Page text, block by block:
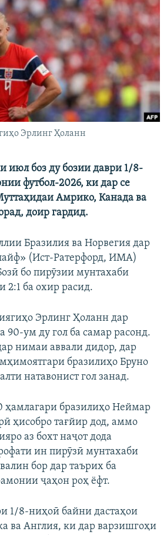
RFE/RLЭрлинг Ҳоланн
июл боз ду бозии даври 1/8-
футбол-2026, ки дар се
Амрико, Канада ва
доир гардид.
Бразилия ва Норвегия дар
(Ист-Ратерфорд, ИМА)
бо пирӯзии мунтахаби
2:1 ба охир расид.
Эрлинг Ҳоланн дар
90-ум ду гол ба самар расонд.
нимаи аввали дидор, дар
бразилиҳо Бруно
натавонист гол занад.
ҳамлагари бразилиҳо Неймар
ҳисобро тағйир дод, аммо
аз бохт наҷот дода
ин пирӯзӣ мунтахаби
бор дар таърих ба
ҷаҳон роҳ ёфт.
1/8-ниҳоӣ байни дастаҳои
ва Англия, ки дар варзишгоҳи